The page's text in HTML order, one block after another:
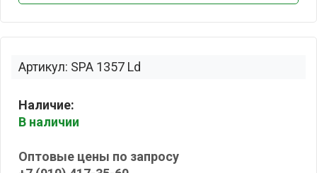
Артикул: SPA 1357 Ld
Наличие:
В наличии
Оптовые цены по запросу